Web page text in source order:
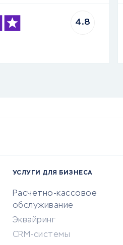
4.8
УСЛУГИ ДЛЯ БИЗНЕСА
Расчетно-кассовое
обслуживание
Эквайринг
CRM-системы